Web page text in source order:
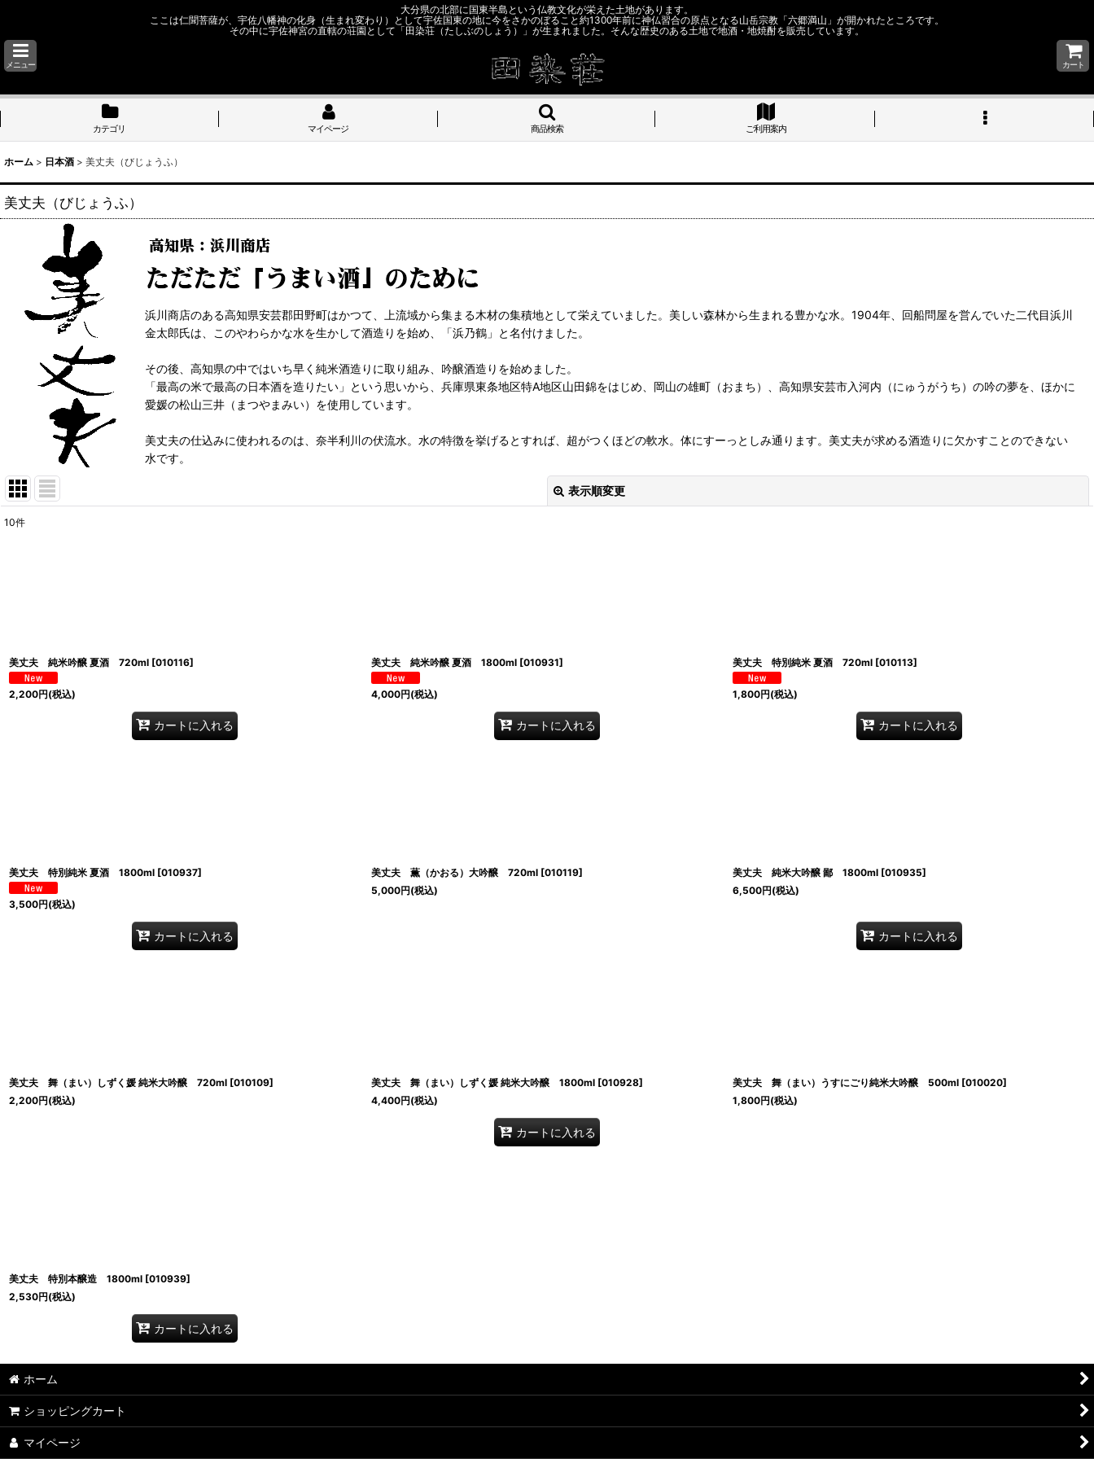
大分県の北部に国東半島という仏教文化が栄えた土地があります。
ここは仁聞菩薩が、宇佐八幡神の化身（生まれ変わり）として宇佐国東の地に今をさかのぼること約1300年前に神仏習合の原点となる山岳宗教「六郷満山」が開かれたところです。
その中に宇佐神宮の直轄の荘園として「田染荘（たしぶのしょう）」が生まれました。そんな歴史のある土地で地酒・地焼酎を販売しています。
メニュー カート
カテゴリ マイページ 商品検索 ご利用案内
ホーム > 日本酒 > 美丈夫（びじょうふ）
美丈夫（びじょうふ）
浜川商店のある高知県安芸郡田野町はかつて、上流域から集まる木材の集積地として栄えていました。美しい森林から生まれる豊かな水。1904年、回船問屋を営んでいた二代目浜川
金太郎氏は、このやわらかな水を生かして酒造りを始め、「浜乃鶴」と名付けました。
その後、高知県の中ではいち早く純米酒造りに取り組み、吟醸酒造りを始めました。
「最高の米で最高の日本酒を造りたい」という思いから、兵庫県東条地区特A地区山田錦をはじめ、岡山の雄町（おまち）、高知県安芸市入河内（にゅうがうち）の吟の夢を、ほかに
愛媛の松山三井（まつやまみい）を使用しています。
美丈夫の仕込みに使われるのは、奈半利川の伏流水。水の特徴を挙げるとすれば、超がつくほどの軟水。体にすーっとしみ通ります。美丈夫が求める酒造りに欠かすことのできない
水です。
表示順変更
10件
美丈夫 純米吟醸 夏酒 720ml [010116]
2,200円(税込)
カートに入れる
美丈夫 純米吟醸 夏酒 1800ml [010931]
4,000円(税込)
カートに入れる
美丈夫 特別純米 夏酒 720ml [010113]
1,800円(税込)
カートに入れる
美丈夫 特別純米 夏酒 1800ml [010937]
3,500円(税込)
カートに入れる
美丈夫 薫（かおる）大吟醸 720ml [010119]
5,000円(税込)
美丈夫 純米大吟醸 鄙 1800ml [010935]
6,500円(税込)
カートに入れる
美丈夫 舞（まい）しずく媛 純米大吟醸 720ml [010109]
2,200円(税込)
美丈夫 舞（まい）しずく媛 純米大吟醸 1800ml [010928]
4,400円(税込)
カートに入れる
美丈夫 舞（まい）うすにごり純米大吟醸 500ml [010020]
1,800円(税込)
美丈夫 特別本醸造 1800ml [010939]
2,530円(税込)
カートに入れる
ホーム
ショッピングカート
マイページ